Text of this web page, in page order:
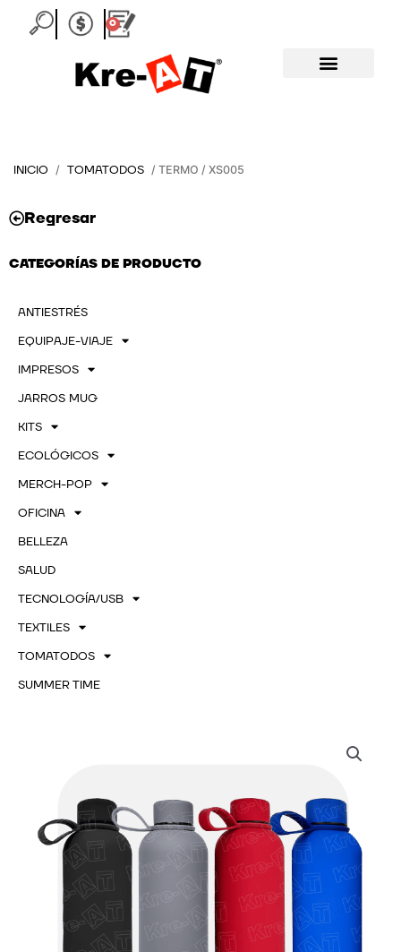
0
Carrito
INICIO / TOMATODOS / TERMO / XS005
Regresar
CATEGORÍAS DE PRODUCTO
ANTIESTRÉS
EQUIPAJE-VIAJE
IMPRESOS
JARROS MUG
KITS
ECOLÓGICOS
MERCH-POP
OFICINA
BELLEZA
SALUD
TECNOLOGÍA/USB
TEXTILES
TOMATODOS
SUMMER TIME